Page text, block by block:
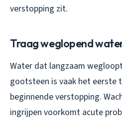
verstopping zit.
Traag weglopend
Water dat langzaam
gootsteen is vaak het eerste
beginnende verstopping.
ingrijpen voorkomt acute